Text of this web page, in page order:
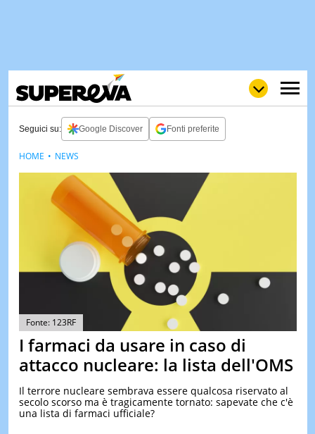
NEWS
TEST
&
LE
Seguici su: Google Discover Fonti preferite
Fonte: 123RF
I farmaci da usare in caso di
attacco nucleare: la lista dell'OMS
Il terrore nucleare sembrava essere qualcosa riservato al
secolo scorso ma è tragicamente tornato: sapevate che c'è
una lista di farmaci ufficiale?
HOME NEWS